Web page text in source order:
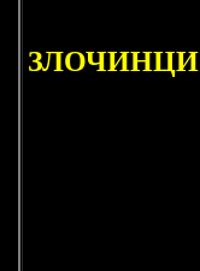
ЗЛОЧИНЦИ